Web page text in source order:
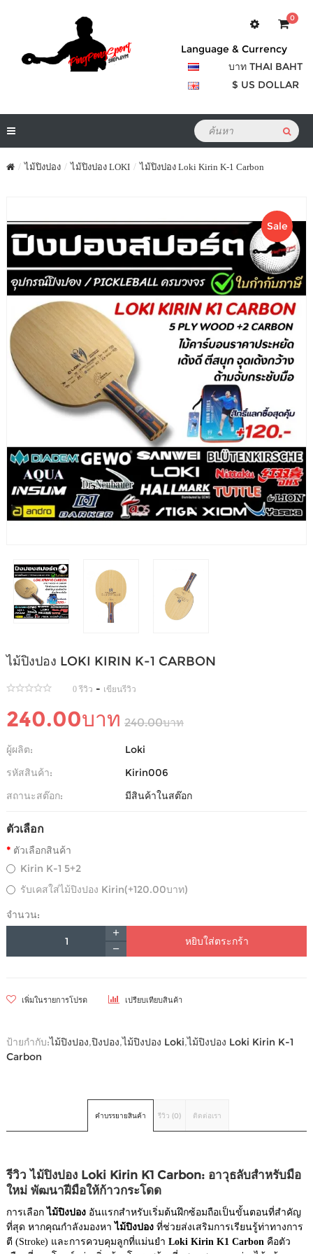
0
Language & Currency
บาท THAI BAHT
$ US DOLLAR
ไม้ปิงปอง ไม้ปิงปอง LOKI ไม้ปิงปอง Loki Kirin K-1 Carbon
Sale
ไม้ปิงปอง LOKI KIRIN K-1 CARBON
0 รีวิว - เขียนรีวิว
240.00บาท 240.00บาท
ผู้ผลิต:
Loki
รหัสสินค้า:
Kirin006
สถานะสต๊อก:
มีสินค้าในสต๊อก
ตัวเลือก
ตัวเลือกสินค้า
Kirin K-1 5+2
รับเคสใส่ไม้ปิงปอง Kirin(+120.00บาท)
จำนวน:
หยิบใส่ตระกร้า
เพิ่มในรายการโปรด เปรียบเทียบสินค้า
ป้ายกำกับ:ไม้ปิงปอง,ปิงปอง,ไม้ปิงปอง Loki,ไม้ปิงปอง Loki Kirin K-1
Carbon
คำบรรยายสินค้า รีวิว (0) ติดต่อเรา
รีวิว ไม้ปิงปอง Loki Kirin K1 Carbon: อาวุธลับสำหรับมือ
ใหม่ พัฒนาฝีมือให้ก้าวกระโดด
การเลือก ไม้ปิงปอง อันแรกสำหรับเริ่มต้นฝึกซ้อมถือเป็นขั้นตอนที่สำคัญ
ที่สุด หากคุณกำลังมองหา ไม้ปิงปอง ที่ช่วยส่งเสริมการเรียนรู้ท่าทางการ
ตี (Stroke) และการควบคุมลูกที่แม่นยำ Loki Kirin K1 Carbon คือตัว